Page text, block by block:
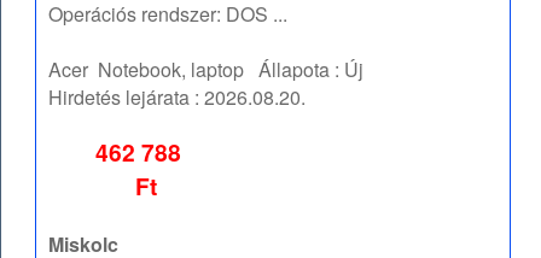
Operációs rendszer: DOS ...
Acer Notebook, laptop Állapota : Új
Hirdetés lejárata :2026.08.20.
462 788
Ft
Miskolc